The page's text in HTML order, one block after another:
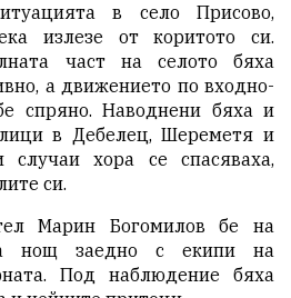
в село Присово,
излезе от коритото си.
част на селото бяха
а движението по входно-
спряно. Наводнени бяха и
в Дебелец, Шереметя и
хора се спасяваха,
си.
Марин Богомилов бе на
нощ заедно с екипи на
Под наблюдение бяха